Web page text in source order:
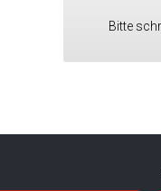
Bitte